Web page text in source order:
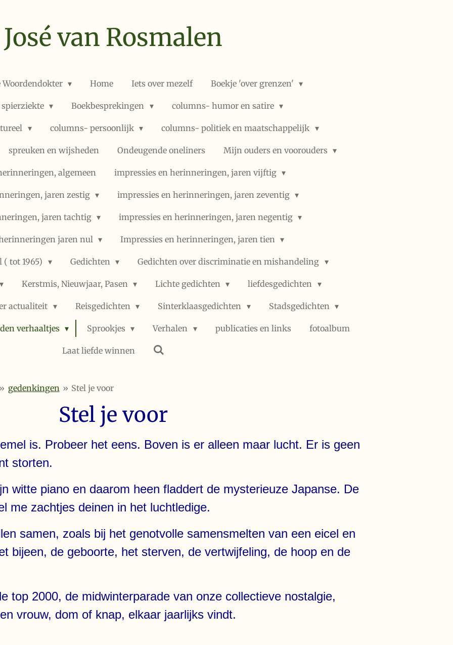
José van Rosmalen
Woordendokter Home Iets over mezelf Boekje 'over grenzen'
spierziekte Boekbesprekingen columns- humor en satire
columns- persoonlijk columns- politiek en maatschappelijk
spreuken en wijsheden Ondeugende oneliners Mijn ouders en voorouders
algemeen impressies en herinneringen, jaren vijftig
jaren zestig impressies en herinneringen, jaren zeventig
jaren tachtig impressies en herinneringen, jaren negentig
jaren nul Impressies en herinneringen, jaren tien
( tot 1965) Gedichten Gedichten over discriminatie en mishandeling
Kerstmis, Nieuwjaar, Pasen Lichte gedichten liefdesgedichten
actualiteit Reisgedichten Sinterklaasgedichten Stadsgedichten
verhaaltjes Sprookjes Verhalen publicaties en links fotoalbum
Laat liefde winnen
» gedenkingen » Stel je voor
Stel je voor
is. Probeer het eens. Boven is er alleen maar lucht. Er is geen
storten.
witte piano en daarom heen fladdert de mysterieuze Japanse. De
me zachtjes deinen in het luchtledige.
samen, zoals bij het genotvolle samensmelten van een eicel en
bijeen, de geboorte, het sterven, de vertwijfeling, de hoop en de
top 2000, de midwinterparade van onze collectieve nostalgie,
vrouw, dom of knap, elkaar jaarlijks vindt.